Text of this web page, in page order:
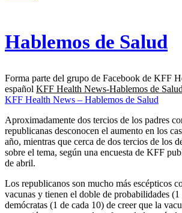
Hablemos de Salud
Forma parte del grupo de Facebook de KFF
español KFF Health News-Hablemos de
KFF Health News – Hablemos de Salud
Aproximadamente dos tercios de los padres
republicanas desconocen el aumento en los
año, mientras que cerca de dos tercios de los
sobre el tema, según una encuesta de KFF
de abril.
Los republicanos son mucho más escépticos
vacunas y tienen el doble de probabilidades (1
demócratas (1 de cada 10) de creer que la